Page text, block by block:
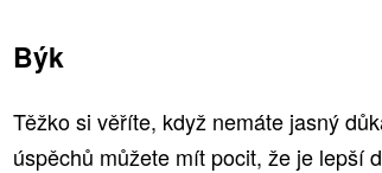
Býk
Těžko si věříte, když nemáte jasný
úspěchů můžete mít pocit, že je lepší